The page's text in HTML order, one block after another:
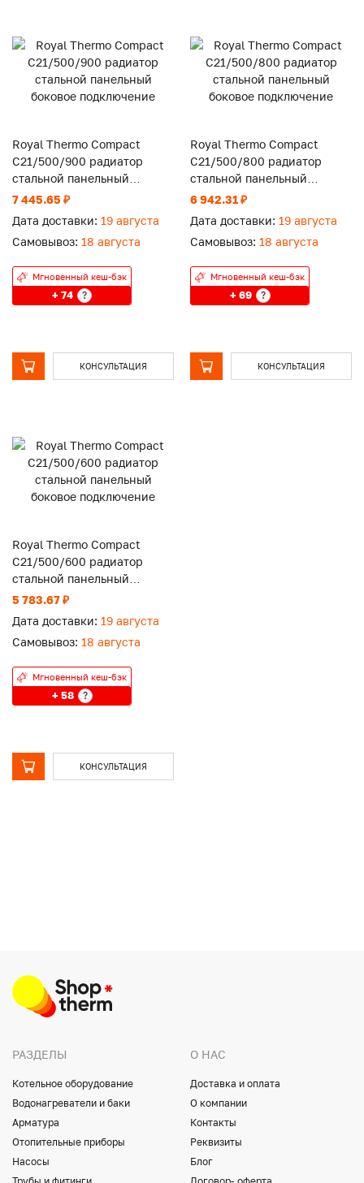
Royal Thermo Compact
C21/500/900 радиатор
стальной панельный
боковое подключение
7 445.65 ₽
Дата доставки: 19 августа
Самовывоз: 18 августа
Мгновенный кеш-бэк
+ 74 ?
КОНСУЛЬТАЦИЯ
Royal Thermo Compact
C21/500/800 радиатор
стальной панельный
боковое подключение
6 942.31 ₽
Дата доставки: 19 августа
Самовывоз: 18 августа
Мгновенный кеш-бэк
+ 69 ?
КОНСУЛЬТАЦИЯ
Royal Thermo Compact
C21/500/600 радиатор
стальной панельный
боковое подключение
5 783.67 ₽
Дата доставки: 19 августа
Самовывоз: 18 августа
Мгновенный кеш-бэк
+ 58 ?
КОНСУЛЬТАЦИЯ
РАЗДЕЛЫ
Котельное оборудование
Водонагреватели и баки
Арматура
Отопительные приборы
Насосы
О НАС
Доставка и оплата
О компании
Контакты
Реквизиты
Блог